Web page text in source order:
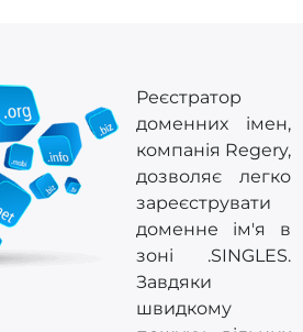
Реєстратор
доменних імен,
компанія Regery,
дозволяє легко
зареєструвати
доменне ім'я в
зоні .SINGLES.
Завдяки
швидкому